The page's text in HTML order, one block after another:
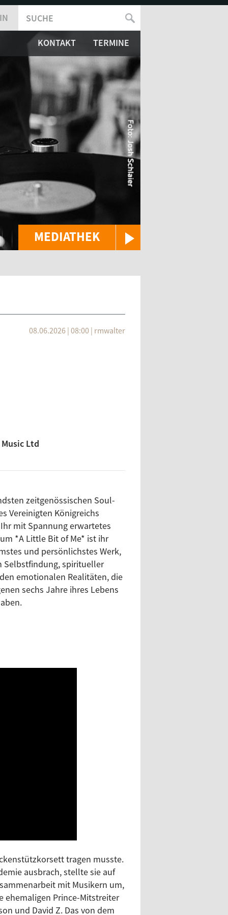
MEDIATHEK
SUCHFORMULAR
SUCHE
KONTAKT TERMINE
08.06.2026 | 08:00 | rmwalter
Ltd